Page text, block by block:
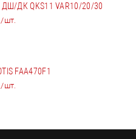
ДШ/ДК QKS11 VAR10/20/30
шт.
FAA470F1
шт.